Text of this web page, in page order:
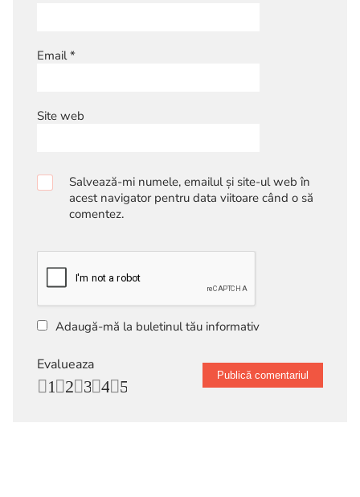
Email*
Site web
Salvează-mi numele, emailul și site-ul web în
acest navigator pentru data viitoare când o să
comentez.
Adaugă-mă la buletinul tău informativ
Evalueaza
5
4
3
2
1